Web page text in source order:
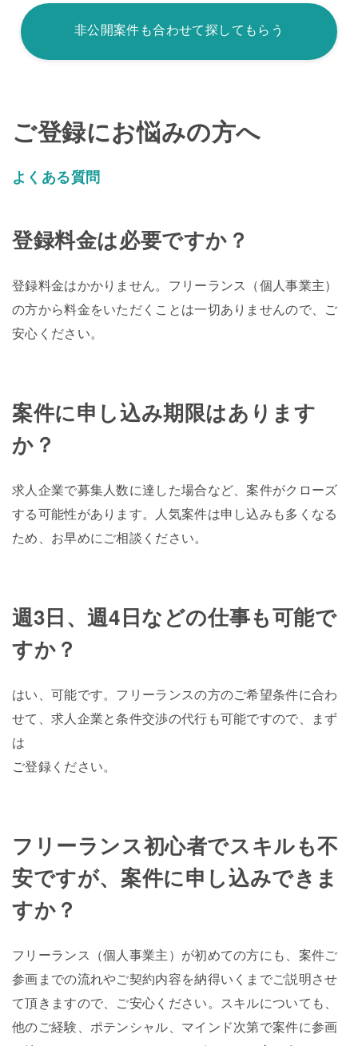
非公開案件も合わせて探してもらう
ご登録にお悩みの方へ
よくある質問
登録料金は必要ですか？
登録料金はかかりません。フリーランス（個人事業主）
の方から料金をいただくことは一切ありませんので、ご
安心ください。
案件に申し込み期限はあります
か？
求人企業で募集人数に達した場合など、案件がクローズ
する可能性があります。人気案件は申し込みも多くなる
ため、お早めにご相談ください。
週3日、週4日などの仕事も可能で
すか？
はい、可能です。フリーランスの方のご希望条件に合わ
せて、求人企業と条件交渉の代行も可能ですので、まず
は
ご登録ください。
フリーランス初心者でスキルも不
安ですが、案件に申し込みできま
すか？
フリーランス（個人事業主）が初めての方にも、案件ご
参画までの流れやご契約内容を納得いくまでご説明させ
て頂きますので、ご安心ください。スキルについても、
他のご経験、ポテンシャル、マインド次第で案件に参画